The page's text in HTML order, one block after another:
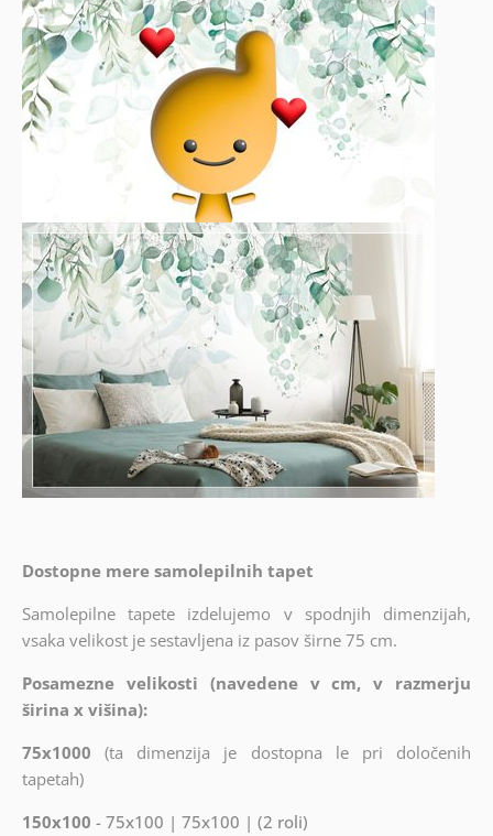
Dostopne mere samolepilnih tapet
Samolepilne tapete izdelujemo v spodnjih dimenzijah,
vsaka velikost je sestavljena iz pasov širne 75 cm.
Posamezne velikosti (navedene v cm, v razmerju
širina x višina):
75x1000
(ta dimenzija je dostopna le pri določenih
tapetah)
150x100 - 75x100 | 75x100 | (2 roli)